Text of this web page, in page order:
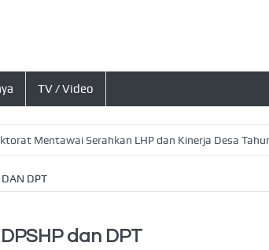
TV / Video
Serahkan LHP dan Kinerja Desa Tahun
DAN DPT
dan DPT